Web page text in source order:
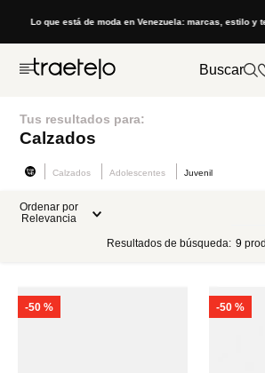
Lo que está de moda en Venezuela: marcas, estilo y
Buscar
Tus resultados para:
Calzados
Calzados Adolescentes Juvenil
Ordenar por
Relevancia
Resultados de búsqueda: 9
-50 % -50 %